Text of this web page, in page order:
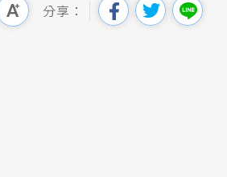
分享：